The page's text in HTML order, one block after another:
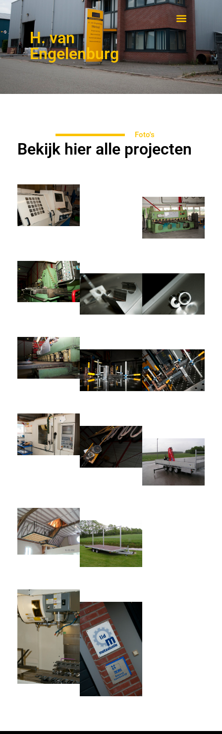
H. van
Engelenburg
Foto's
Bekijk hier alle projecten